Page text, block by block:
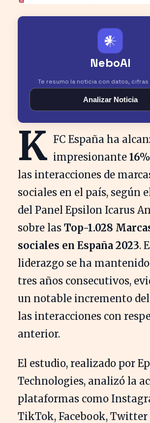
𒀭
NeboAI
Te resumo la noticia con datos,
Analizar Noticia
K FC España ha
impresionante 16%
las interacciones de
sociales en el país, según
del Panel Epsilon Icarus
sobre las Top-1.028
sociales en España 2023.
liderazgo se ha
tres años consecutivos,
un notable incremento del
las interacciones con
anterior.
El estudio, realizado por
Technologies, analizó la
plataformas como
TikTok, Facebook, Twitter